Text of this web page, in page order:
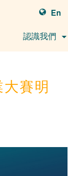
En
認識我們
賽明